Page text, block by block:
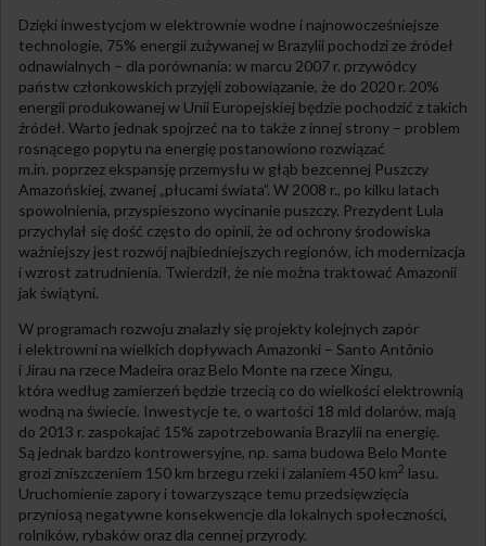
Dzięki inwestycjom w elektrownie wodne i najnowocześniejsze
technologie, 75% energii zużywanej w Brazylii pochodzi ze źródeł
odnawialnych – dla porównania: w marcu 2007 r. przywódcy
państw członkowskich przyjęli zobowiązanie, że do 2020 r. 20%
energii produkowanej w Unii Europejskiej będzie pochodzić z takich
źródeł. Warto jednak spojrzeć na to także z innej strony – problem
rosnącego popytu na energię postanowiono rozwiązać
m.in. poprzez ekspansję przemysłu w głąb bezcennej Puszczy
Amazońskiej, zwanej „płucami świata”. W 2008 r., po kilku latach
spowolnienia, przyspieszono wycinanie puszczy. Prezydent Lula
przychylał się dość często do opinii, że od ochrony środowiska
ważniejszy jest rozwój najbiedniejszych regionów, ich modernizacja
i wzrost zatrudnienia. Twierdził, że nie można traktować Amazonii
jak świątyni.
W programach rozwoju znalazły się projekty kolejnych zapór
i elektrowni na wielkich dopływach Amazonki – Santo Antônio
i Jirau na rzece Madeira oraz Belo Monte na rzece Xingu,
która według zamierzeń będzie trzecią co do wielkości elektrownią
wodną na świecie. Inwestycje te, o wartości 18 mld dolarów, mają
do 2013 r. zaspokajać 15% zapotrzebowania Brazylii na energię.
Są jednak bardzo kontrowersyjne, np. sama budowa Belo Monte
grozi zniszczeniem 150 km brzegu rzeki i zalaniem 450 km2 lasu.
Uruchomienie zapory i towarzyszące temu przedsięwzięcia
przyniosą negatywne konsekwencje dla lokalnych społeczności,
rolników, rybaków oraz dla cennej przyrody.